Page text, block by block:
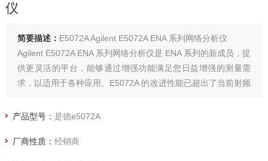
仪
简要描述： E5072A Agilent E5072A ENA 系列网络分析仪
Agilent E5072A ENA 系列网络分析仪是 ENA 系列的新成员，提
供更灵活的平台，能够通过增强功能满足您日益增强的测量需
求，以适用于各种应用。E5072A 的改进性能已超出了当前射频
产品型号： 是德e5072A
厂商性质： 经销商